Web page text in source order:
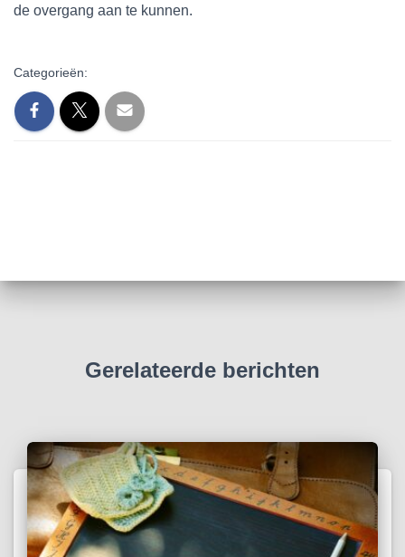
de overgang aan te kunnen.
Categorieën:
Gerelateerde berichten